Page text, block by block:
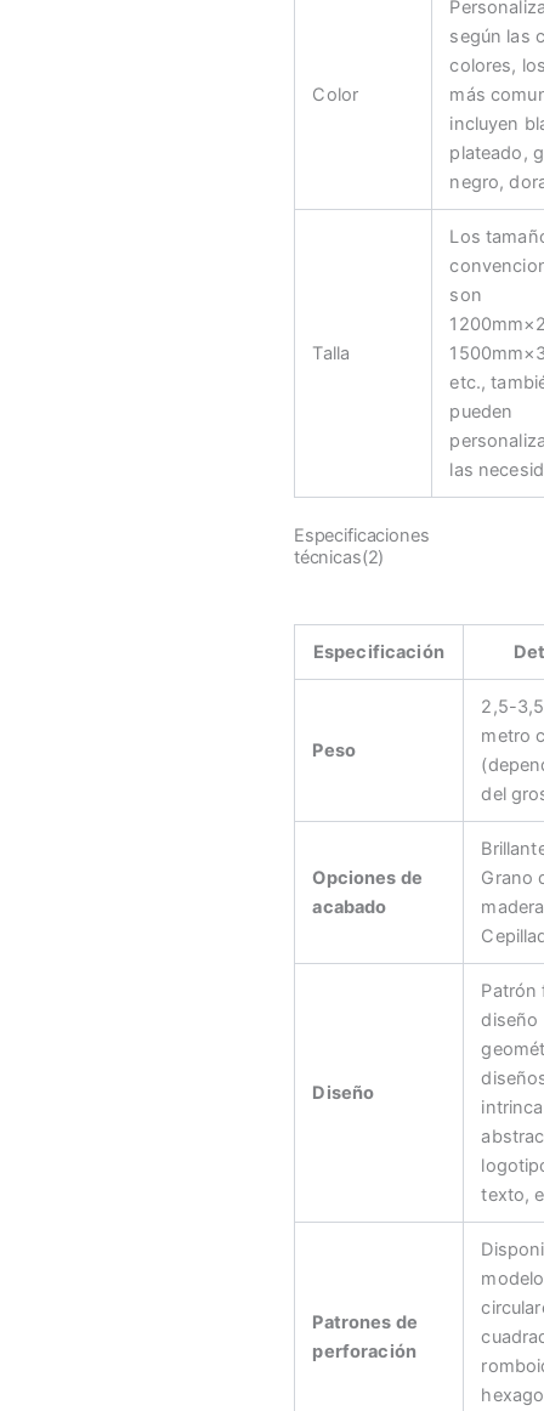
Color
según las
colores,
más
incluyen
plateado,
negro,
Talla
Los
son
etc.,
pueden
las
Especificaciones
técnicas(2)
Especificación
Peso
2,5-
metro
del
Opciones de
acabado
Grano
Diseño
Patrón
diseño
texto,
Patrones de
perforación